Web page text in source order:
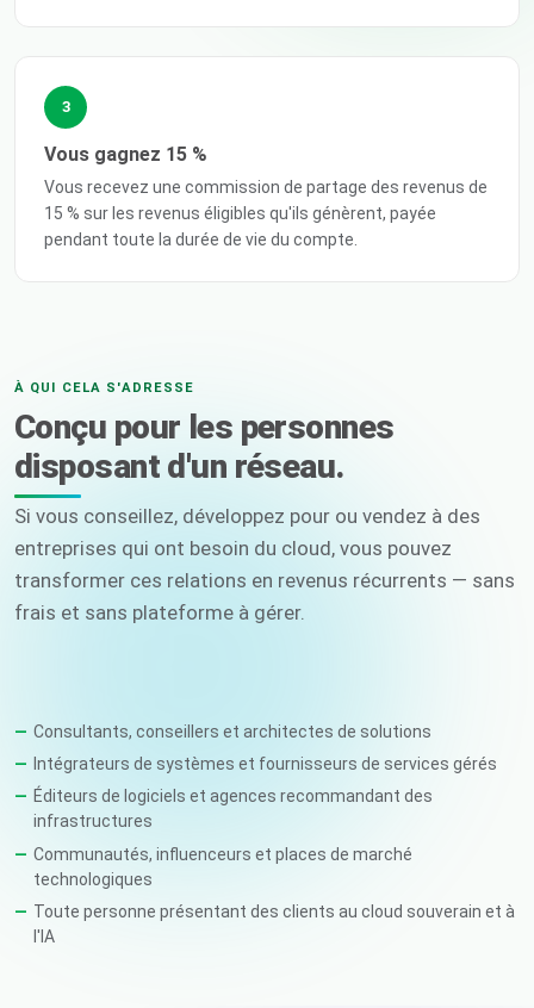
3
Vous gagnez 15 %
Vous recevez une commission de partage des revenus de
15 % sur les revenus éligibles qu'ils génèrent, payée
pendant toute la durée de vie du compte.
À QUI CELA S'ADRESSE
Conçu pour les personnes
disposant d'un réseau.
Si vous conseillez, développez pour ou vendez à des
entreprises qui ont besoin du cloud, vous pouvez
transformer ces relations en revenus récurrents — sans
frais et sans plateforme à gérer.
Consultants, conseillers et architectes de solutions
Intégrateurs de systèmes et fournisseurs de services gérés
Éditeurs de logiciels et agences recommandant des
infrastructures
Communautés, influenceurs et places de marché
technologiques
Toute personne présentant des clients au cloud souverain et à
l'IA